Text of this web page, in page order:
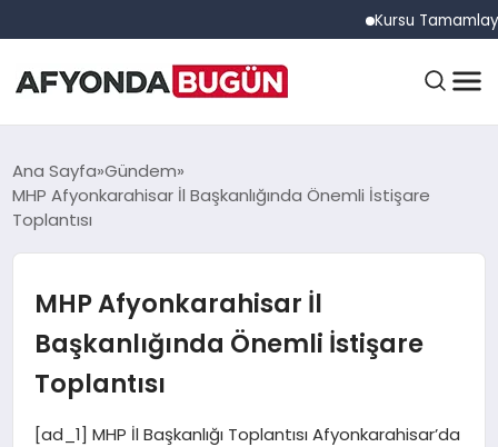
Kursu Tamamlayan
ANASAYFA
GÜNDEM
EĞITIM
Ana Sayfa Gündem
MHP Afyonkarahisar İl Başkanlığında Önemli İstişare
Toplantısı
MHP Afyonkarahisar İl
Başkanlığında Önemli İstişare
Toplantısı
[ad_1] MHP İl Başkanlığı Toplantısı Afyonkarahisar’da